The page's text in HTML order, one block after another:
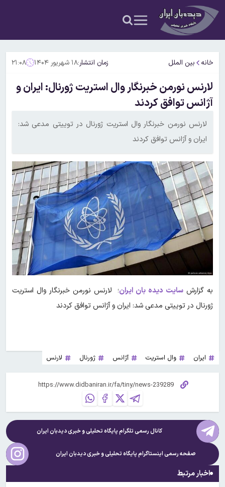
خانه بین الملل زمان انتشار:۱۸ شهریور ۱۴۰۴ ۲۱:۰۸
لارنس نورمن خبرنگار وال استریت ژورنال: ایران و
آژانس توافق کردند
لارنس نورمن خبرنگار وال استریت ژورنال در توییتی مدعی شد:
ایران و آژانس توافق کردند
به گزارش سایت دیده بان ایران؛ لارنس نورمن خبرنگار وال استریت
ژورنال در توییتی مدعی شد: ایران و آژانس توافق کردند
ایران وال استریت آژانس ژورنال لارنس
کانال رسمی تلگرام پایگاه تحلیلی و خبریدیدبان ایران
صفحه رسمی اینستاگرام پایگاه تحلیلی و خبریدیدبان ایران
اخبار مرتبط